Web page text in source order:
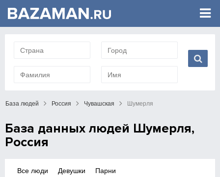
База людей Россия Чувашская Шумерля
База данных людей Шумерля,
Россия
Парни
Девушки
Все люди